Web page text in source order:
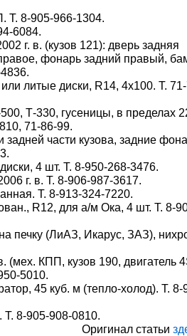
Т. 8-905-966-1304.
6084.
г. в. (кузов 121): дверь задняя
фонарь задний правый,
литые диски, R14, 4х100. Т.
Т-330, гусеницы, в пределах
71-86-99.
части кузова, задние
4 шт. Т. 8-950-268-3476.
г. в. Т. 8-906-987-3617.
Т. 8-913-324-7220.
R12, для а/м Ока, 4 шт. Т. 8-
печку (ЛиАЗ, Икарус, ЗАЗ),
(мех. КПП, кузов 190, двигатель
5010.
45 куб. м (тепло-холод). Т. 8-
Т. 8-905-908-0810.
Оригинал статьи